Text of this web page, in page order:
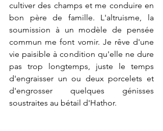
cultiver des champs et me conduire en
bon père de famille. L'altruisme, la
soumission à un modèle de pensée
commun me font vomir. Je rêve d'une
vie paisible à condition qu'elle ne dure
pas trop longtemps, juste le temps
d'engraisser un ou deux porcelets et
d'engrosser quelques génisses
soustraites au bétail d'Hathor.